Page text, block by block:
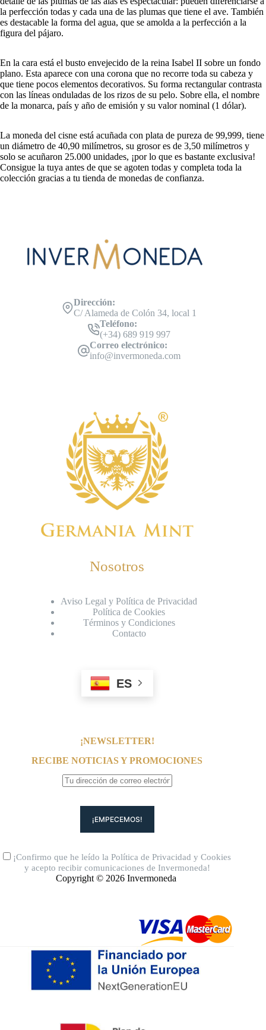
la perfección todas y cada una de las plumas que tiene el ave. También
es destacable la forma del agua, que se amolda a la perfección a la
figura del pájaro.
En la cara está el busto envejecido de la reina Isabel II sobre un fondo
plano. Esta aparece con una corona que no recorre toda su cabeza y
que tiene pocos elementos decorativos. Su forma rectangular contrasta
con las líneas onduladas de los rizos de su pelo. Sobre ella, el nombre
de la monarca, país y año de emisión y su valor nominal (1 dólar).
La moneda del cisne está acuñada con plata de pureza de 99,999, tiene
un diámetro de 40,90 milímetros, su grosor es de 3,50 milímetros y
solo se acuñaron 25.000 unidades, ¡por lo que es bastante exclusiva!
Consigue la tuya antes de que se agoten todas y completa toda la
colección gracias a tu tienda de monedas de confianza.
Dirección:
C/ Alameda de Colón 34, local 1
Teléfono:
(+34) 689 919 997
Correo electrónico:
info@invermoneda.com
Nosotros
Aviso Legal y Política de Privacidad
Política de Cookies
Términos y Condiciones
Contacto
ES
¡NEWSLETTER!
RECIBE NOTICIAS Y PROMOCIONES
¡Confirmo que he leído laPolítica de Privacidad yCookies
y acepto recibir comunicaciones de Invermoneda!
Copyright © 2026 Invermoneda